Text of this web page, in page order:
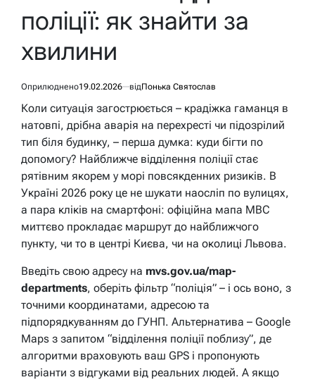
поліції: як знайти за
хвилини
Оприлюднено19.02.2026 відПонька Святослав
Коли ситуація загострюється – крадіжка гаманця в
натовпі, дрібна аварія на перехресті чи підозрілий
тип біля будинку, – перша думка: куди бігти по
допомогу? Найближче відділення поліції стає
рятівним якорем у морі повсякденних ризиків. В
Україні 2026 року це не шукати наосліп по вулицях,
а пара кліків на смартфоні: офіційна мапа МВС
миттєво прокладає маршрут до найближчого
пункту, чи то в центрі Києва, чи на околиці Львова.
Введіть свою адресу на mvs.gov.ua/map-
departments, оберіть фільтр “поліція” – і ось воно, з
точними координатами, адресою та
підпорядкуванням до ГУНП. Альтернатива – Google
Maps з запитом “відділення поліції поблизу”, де
алгоритми враховують ваш GPS і пропонують
варіанти з відгуками від реальних людей. А якщо